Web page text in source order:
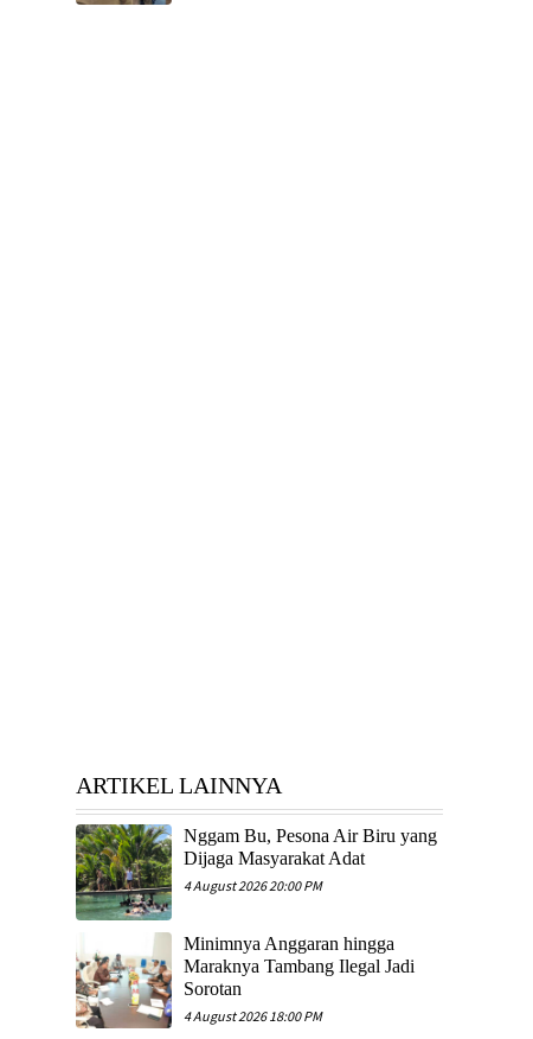
ARTIKEL LAINNYA
Nggam Bu, Pesona Air Biru yang
Dijaga Masyarakat Adat
4 August 2026 20:00 PM
Minimnya Anggaran hingga
Maraknya Tambang Ilegal Jadi
Sorotan
4 August 2026 18:00 PM